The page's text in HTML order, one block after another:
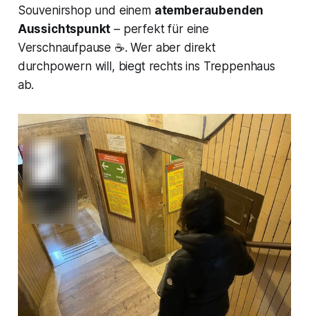
Souvenirshop und einem atemberaubenden
Aussichtspunkt – perfekt für eine
Verschnaufpause ☕. Wer aber direkt
durchpowern will, biegt rechts ins Treppenhaus
ab.